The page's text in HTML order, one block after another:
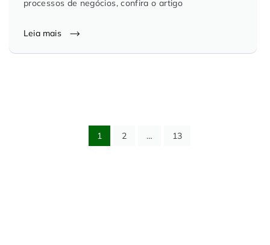
processos de negócios, confira o artigo
Leia mais
1 2 … 13